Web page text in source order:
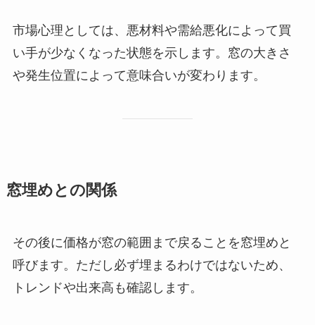
市場心理としては、悪材料や需給悪化によって買
い手が少なくなった状態を示します。窓の大きさ
や発生位置によって意味合いが変わります。
窓埋めとの関係
その後に価格が窓の範囲まで戻ることを窓埋めと
呼びます。ただし必ず埋まるわけではないため、
トレンドや出来高も確認します。